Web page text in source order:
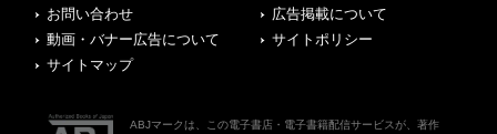
お問い合わせ
広告掲載について
動画・バナー広告について
サイトポリシー
サイトマップ
ABJマークは、この電子書店・電子書籍配信サービスが、著作